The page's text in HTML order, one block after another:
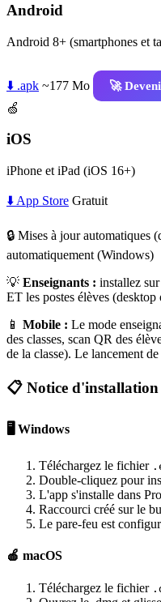
Android
Android 8+ (smartphones et
⬇️ .apk ~177 Mo
🚀
🍏
iOS
iPhone et iPad (iOS 16+)
⬇️ App Store Gratuit
🔒 Mises à jour automatiques
automatiquement (Windows)
💡 Enseignants : installez
ET les postes élèves
📱 Mobile : Le mode
des classes, scan QR des
de la classe). Le lancement
📋 Notice d'installation
🖥️ Windows
Téléchargez le fichier
Double-cliquez pour
L'app s'installe dans
Raccourci créé sur le
Le pare-feu est
🍎 macOS
Téléchargez le fichier